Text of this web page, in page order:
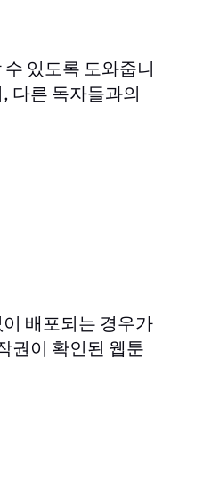
있도록 도와줍니
다른 독자들과의
배포되는 경우가
권이 확인된 웹툰